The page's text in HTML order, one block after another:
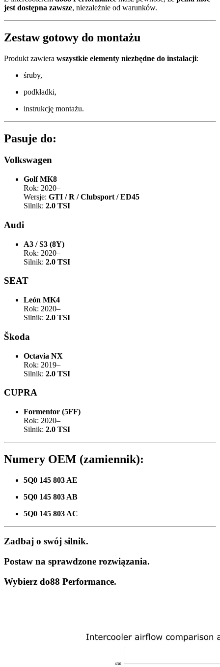
jest dostępna zawsze, niezależnie od warunków.
Zestaw gotowy do montażu
Produkt zawiera wszystkie elementy niezbędne do instalacji:
śruby,
podkładki,
instrukcję montażu.
Pasuje do:
Volkswagen
Golf MK8
Rok: 2020–
Wersje: GTI / R / Clubsport / ED45
Silnik: 2.0 TSI
Audi
A3 / S3 (8Y)
Rok: 2020–
Silnik: 2.0 TSI
SEAT
León MK4
Rok: 2020–
Silnik: 2.0 TSI
Škoda
Octavia NX
Rok: 2019–
Silnik: 2.0 TSI
CUPRA
Formentor (5FF)
Rok: 2020–
Silnik: 2.0 TSI
Numery OEM (zamiennik):
5Q0 145 803 AE
5Q0 145 803 AB
5Q0 145 803 AC
Zadbaj o swój silnik.
Postaw na sprawdzone rozwiązania.
Wybierz do88 Performance.